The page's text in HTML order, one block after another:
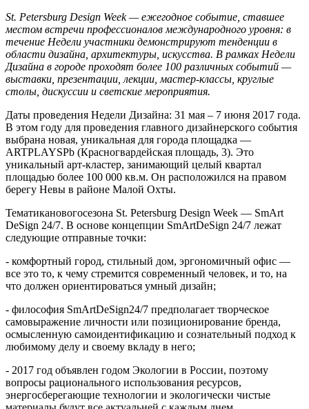
St. Petersburg Design Week— ежегодное событие, ставшее
местом встречи профессионалов международного уровня: в
течение Недели участники демонстрируют тенденции в
области дизайна, архитектуры, искусства. В рамках Недели
Дизайна в городе проходят более 100 различных событий —
выставки, презентации, лекции, мастер-классы, круглые
столы, дискуссии и светские мероприятия.
Даты проведения Недели Дизайна: 31 мая – 7 июня 2017 года.
В этом году для проведения главного дизайнерского события
выбрана новая, уникальная для города площадка —
ARTPLAYSPb (Красногвардейская площадь, 3). Это
уникальный арт-кластер, занимающий целый квартал
площадью более 100 000 кв.м. Он расположился на правом
берегу Невы в районе Малой Охты.
Тематикановогосезона St. Petersburg Design Week — SmArt
DeSign 24/7. В основе концепции SmArtDeSign 24/7 лежат
следующие отправные точки:
- комфортный город, стильный дом, эргономичный офис —
все это то, к чему стремится современный человек, и то, на
что должен ориентироваться умный дизайн;
- философия SmArtDeSign24/7 предполагает творческое
самовыражение личности или позиционирование бренда,
осмысленную самоидентификацию и сознательный подход к
любимому делу и своему вкладу в него;
- 2017 год объявлен годом Экологии в России, поэтому
вопросы рационального использования ресурсов,
энергосберегающие технологии и экологически чистые